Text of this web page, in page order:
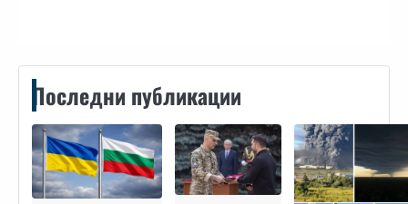
Последни публикации